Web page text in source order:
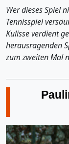
Wer dieses Spiel
Tennisspiel
Kulisse verdient
herausragenden
zum zweiten Mal